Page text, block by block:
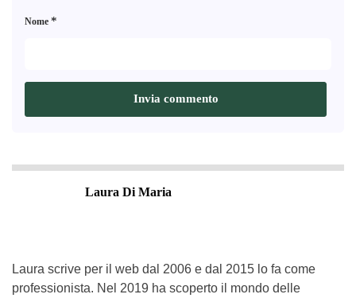
Nome *
Laura Di Maria
Laura scrive per il web dal 2006 e dal 2015 lo fa come
professionista. Nel 2019 ha scoperto il mondo delle